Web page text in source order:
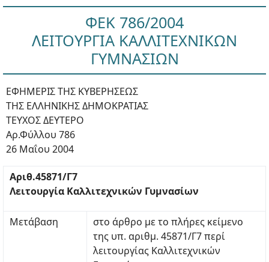
ΦΕΚ 786/2004
ΛΕΙΤΟΥΡΓΙΑ ΚΑΛΛΙΤΕΧΝΙΚΩΝ
ΓΥΜΝΑΣΙΩΝ
ΕΦΗΜΕΡΙΣ ΤΗΣ ΚΥΒΕΡΗΣΕΩΣ
ΤΗΣ ΕΛΛΗΝΙΚΗΣ ΔΗΜΟΚΡΑΤΙΑΣ
ΤΕΥΧΟΣ ΔΕΥΤΕΡΟ
Αρ.Φύλλου 786
26 Μαΐου 2004
Αριθ.45871/Γ7
Λειτουργία Καλλιτεχνικών Γυμνασίων
Μετάβαση
στο άρθρο με το πλήρες κείμενο
της υπ. αριθμ. 45871/Γ7 περί
λειτουργίας Καλλιτεχνικών